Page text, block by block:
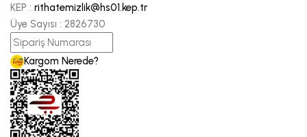
KEP : rithatemizlik@hs01.kep.tr
Üye Sayısı : 2826730
Kargom Nerede?